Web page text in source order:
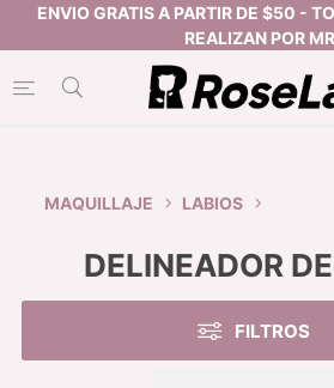
MAQUILLAJE LABIOS
DELINEADOR
FILTROS